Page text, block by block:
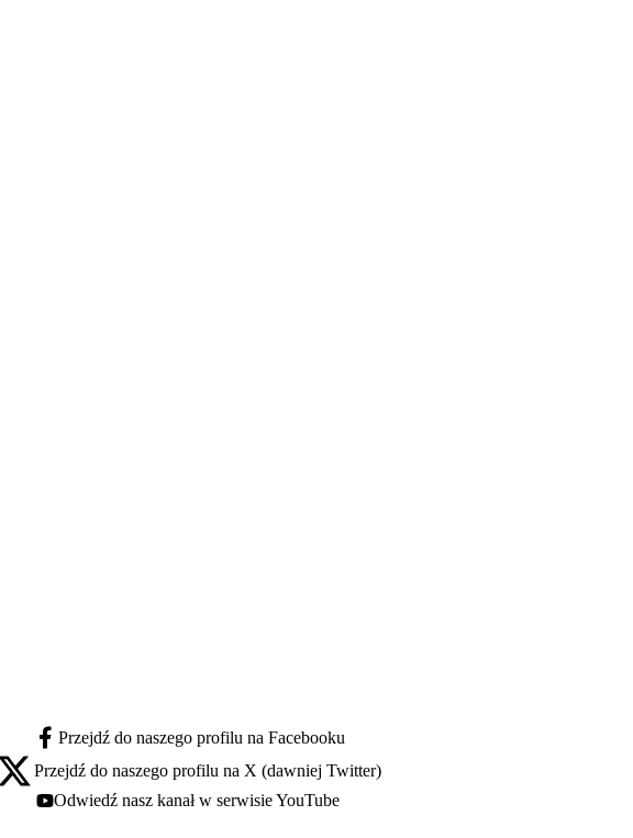
facebook - otwiera się w nowej karcie
Przejdź do naszego profilu na Facebooku
x - otwiera się w nowej karcie
Przejdź do naszego profilu na X (dawniej Twitter)
youtube - otwiera się w nowej karcie
Odwiedź nasz kanał w serwisie YouTube